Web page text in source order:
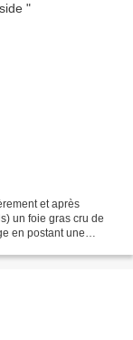
et après
un foie gras cru de
en postant une